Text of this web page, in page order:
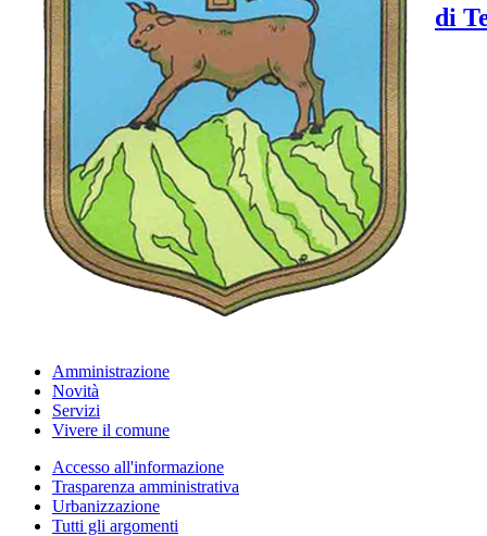
di
Amministrazione
Novità
Servizi
Vivere il comune
Accesso all'informazione
Trasparenza amministrativa
Urbanizzazione
Tutti gli argomenti